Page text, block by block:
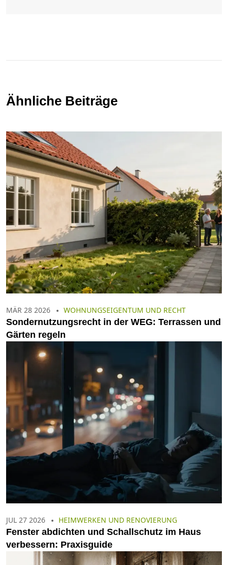
Ähnliche Beiträge
MÄR 28 2026 WOHNUNGSEIGENTUM UND RECHT
Sondernutzungsrecht in der WEG: Terrassen und
Gärten regeln
JUL 27 2026 HEIMWERKEN UND RENOVIERUNG
Fenster abdichten und Schallschutz im Haus
verbessern: Praxisguide